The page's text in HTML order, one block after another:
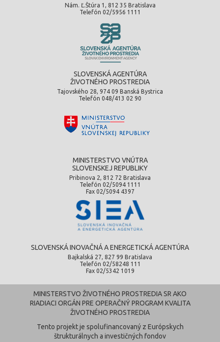
Nám. Ľ.Štúra 1, 812 35 Bratislava
Telefón 02/5956 1111
SLOVENSKÁ AGENTÚRA
ŽIVOTNÉHO PROSTREDIA
Tajovského 28, 974 09 Banská Bystrica
Telefón 048/413 02 90
MINISTERSTVO VNÚTRA
SLOVENSKEJ REPUBLIKY
Pribinova 2, 812 72 Bratislava
Telefón 02/5094 1111
Fax 02/5094 4397
SLOVENSKÁ INOVAČNÁ A ENERGETICKÁ AGENTÚRA
Bajkalská 27, 827 99 Bratislava
Telefón 02/58248 111
Fax 02/5342 1019
MINISTERSTVO ŽIVOTNÉHO PROSTREDIA SR AKO
RIADIACI ORGÁN PRE OPERAČNÝ PROGRAM KVALITA
ŽIVOTNÉHO PROSTREDIA
Tento projekt je spolufinancovaný z Európskych
štrukturálnych a investičných fondov